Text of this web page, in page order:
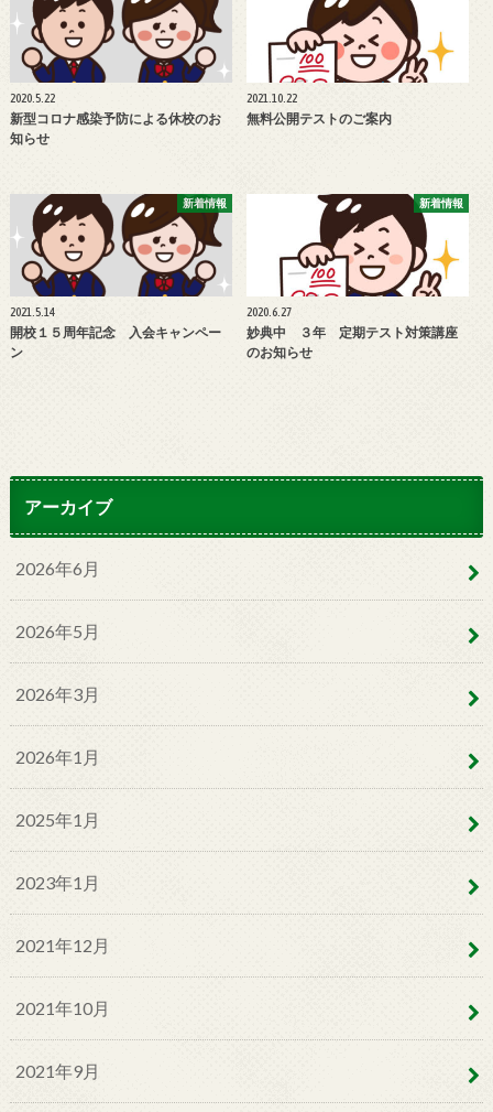
2020.5.22
新型コロナ感染予防による休校のお
知らせ
2021.10.22
無料公開テストのご案内
新着情報
2021.5.14
開校１５周年記念 入会キャンペー
ン
新着情報
2020.6.27
妙典中 ３年 定期テスト対策講座
のお知らせ
アーカイブ
2026年6月
2026年5月
2026年3月
2026年1月
2025年1月
2023年1月
2021年12月
2021年10月
2021年9月